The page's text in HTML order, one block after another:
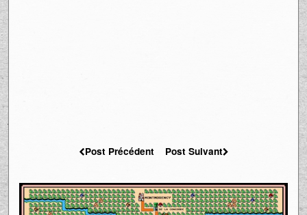
Post Précédent Post Suivant